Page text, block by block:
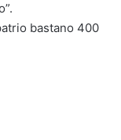
bastano 400